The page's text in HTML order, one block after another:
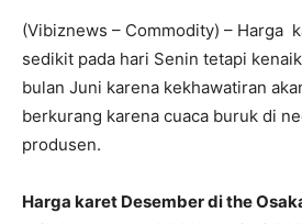
(Vibiznews – Commodity) – Harga
sedikit pada hari Senin tetapi
bulan Juni karena kekhawatiran
berkurang karena cuaca buruk di
produsen.
Harga karet Desember di the